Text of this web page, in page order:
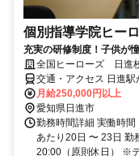
個別指導学院ヒー
充実の研修制度！子供が
全国ヒーローズ 日進
交通・アクセス 日進駅
月給250,000円以上
愛知県日進市
勤務時間詳細 実働時
あたり20日 〜 23日 勤
20:00（原則休日） ※